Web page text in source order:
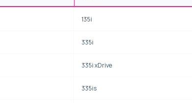
135i
335i
335i xDrive
335is